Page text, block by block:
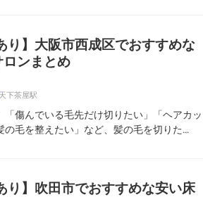
り】大阪市西成区でおすすめな
ンまとめ
天下茶屋駅
「傷んでいる毛先だけ切りたい」「ヘアカッ
の毛を整えたい」など、髪の毛を切りた…
り】吹田市でおすすめな安い床